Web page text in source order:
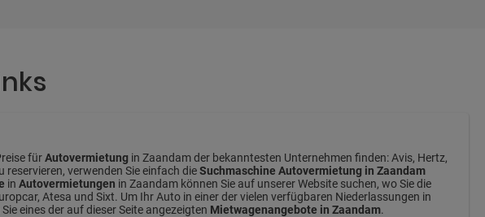
fürAutovermietung in Zaandam der bekanntesten Unternehmen finden: Avis, Hertz,
verwenden Sie einfach dieSuchmaschine Autovermietung in Zaandam
in Autovermietungen in Zaandam können Sie auf unserer Website suchen, wo Sie die
Atesa und Sixt. Um Ihr Auto in einer der vielen verfügbaren Niederlassungen in
eines der auf dieser Seite angezeigten Mietwagenangebote in Zaandam.